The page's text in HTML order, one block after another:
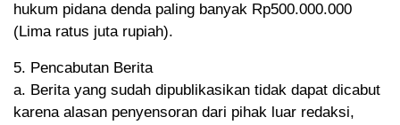
hukum pidana denda paling banyak Rp500.000.000
(Lima ratus juta rupiah).
5. Pencabutan Berita
a. Berita yang sudah dipublikasikan tidak dapat dicabut
karena alasan penyensoran dari pihak luar redaksi,